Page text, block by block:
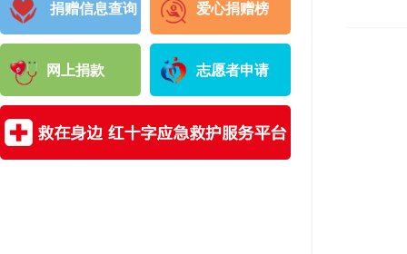
捐赠信息查询 爱心捐赠榜
网上捐款 志愿者申请